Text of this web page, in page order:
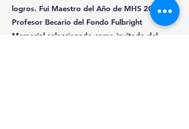
logros. Fui Maestro del Año de MHS 2015 y
Profesor Becario del Fondo Fulbright
Memorial seleccionado como invitado del